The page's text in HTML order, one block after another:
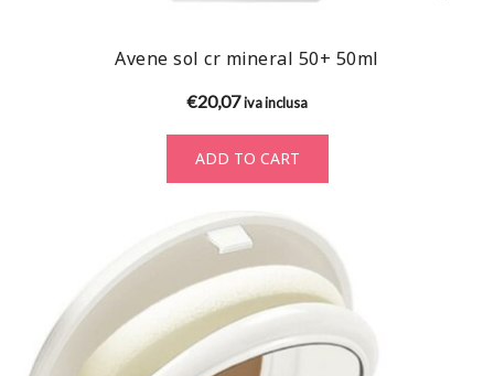
Avene sol cr mineral 50+ 50ml
€20,07iva inclusa
ADD TO CART